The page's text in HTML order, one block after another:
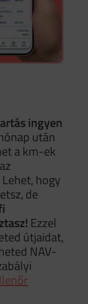
ingyen
után
a km-ek
hogy
de
Ezzel
útjaidat,
NAV-